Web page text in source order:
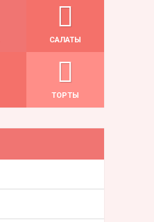
САЛАТЫ
ТОРТЫ